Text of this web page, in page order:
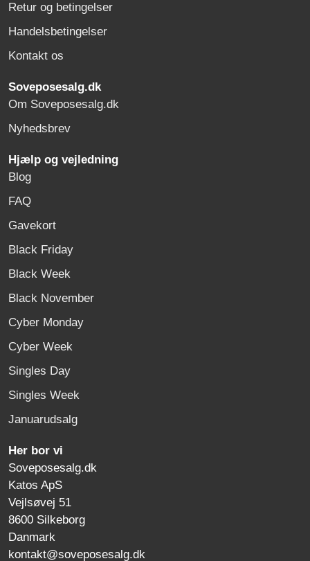
Retur og betingelser
Handelsbetingelser
Kontakt os
Soveposesalg.dk
Om Soveposesalg.dk
Nyhedsbrev
Hjælp og vejledning
Blog
FAQ
Gavekort
Black Friday
Black Week
Black November
Cyber Monday
Cyber Week
Singles Day
Singles Week
Januarudsalg
Her bor vi
Soveposesalg.dk
Katos ApS
Vejlsøvej 51
8600 Silkeborg
Danmark
kontakt@soveposesalg.dk